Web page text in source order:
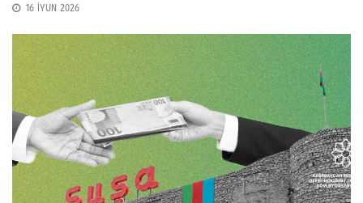
16 İYUN 2026